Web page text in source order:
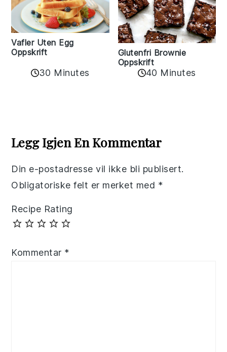
Vafler Uten Egg
Oppskrift
30 Minutes
Glutenfri Brownie
Oppskrift
40 Minutes
Interactions
Legg Igjen En Kommentar
Din e-postadresse vil ikke bli publisert.
Obligatoriske felt er merket med *
Recipe Rating
Kommentar *